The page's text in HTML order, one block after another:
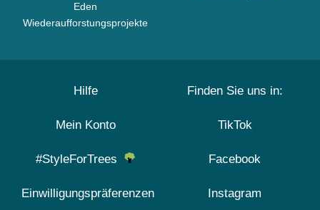
Eden
Wiederaufforstungsprojekte
Hilfe
Mein Konto
#StyleForTrees
Einwilligungspräferenzen
Finden Sie uns in:
TikTok
Facebook
Instagram